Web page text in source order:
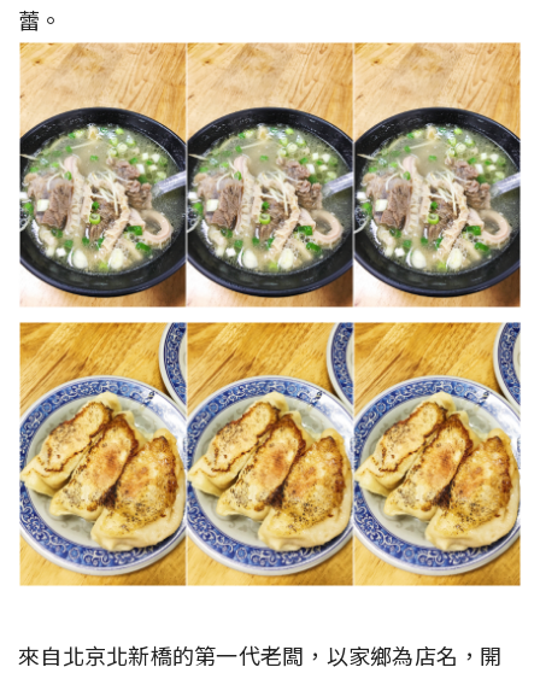
蕾。
來自北京北新橋的第一代老闆，以家鄉為店名，開